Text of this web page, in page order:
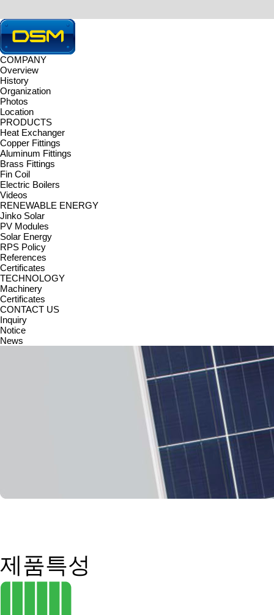
COMPANY
Overview
History
Organization
Photos
Location
PRODUCTS
Heat Exchanger
Copper Fittings
Aluminum Fittings
Brass Fittings
Fin Coil
Electric Boilers
Videos
RENEWABLE ENERGY
Jinko Solar
PV Modules
Solar Energy
RPS Policy
References
Certificates
TECHNOLOGY
Machinery
Certificates
CONTACT US
Inquiry
Notice
News
HOME > RENEWABLE
SOLAR ENERGY
DONGSEOMETAL Co.,
JINKO SOLAR
PV Modules
PV Modules
제품특성